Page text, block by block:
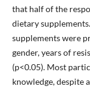
that half of the
dietary
supplements were
gender, years of
(p<0.05). Most
knowledge, despite